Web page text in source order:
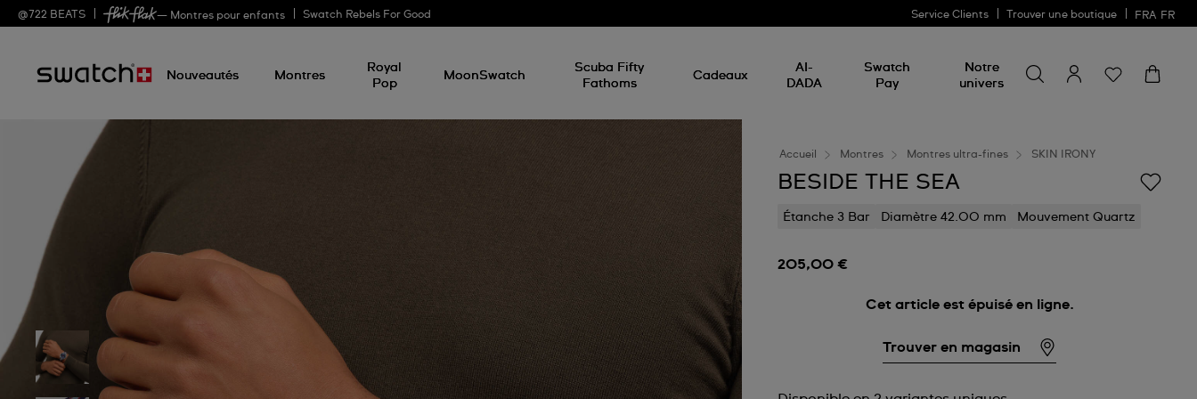
@ 722 BEATS — Montres pour enfants Swatch Rebels For Good Service Clients Trouver une boutique FRA FR
Nouveautés Montres
Royal
Pop
MoonSwatch
Scuba Fifty
Fathoms
Cadeaux
AI-
DADA
Swatch
Pay
Notre
univers
un
produit
Accueil Montres Montres ultra-fines SKIN IRONY
BESIDE THE SEA
Étanche 3 Bar Diamètre 42.00 mm Mouvement Quartz
205,00 €
Cet article est épuisé en ligne.
Trouver en magasin